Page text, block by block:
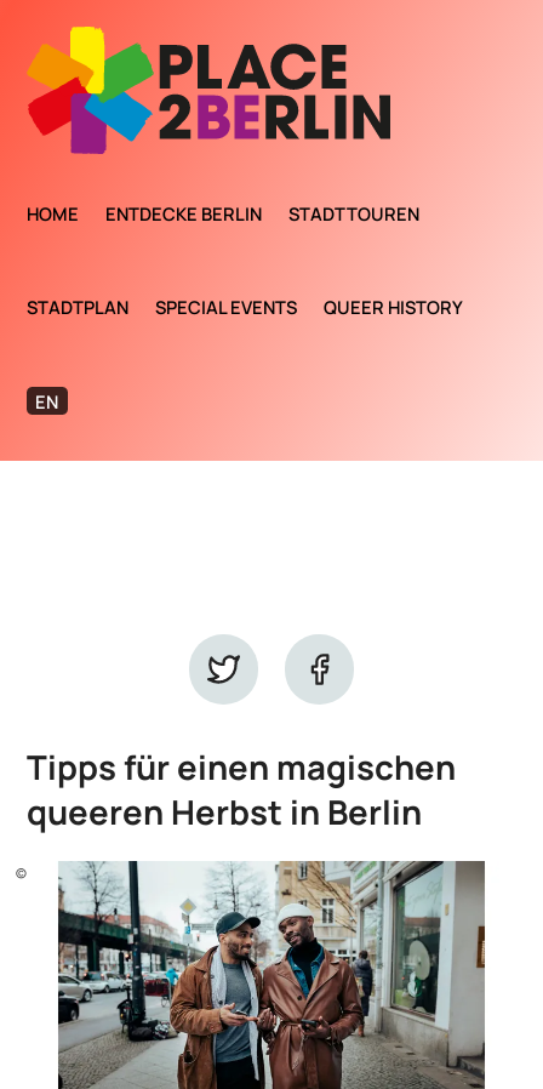
HOME ENTDECKE BERLIN STADTTOUREN
STADTPLAN SPECIAL EVENTS QUEER HISTORY
EN
Tipps für einen magischen
queeren Herbst in Berlin
©